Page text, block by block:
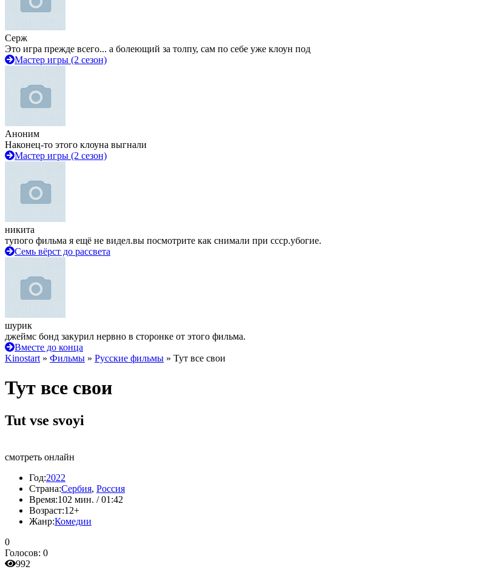
Серж
Это игра прежде всего... а болеющий за толпу, сам по себе уже клоун под
Мастер игры (2 сезон)
Аноним
Наконец-то этого клоуна выгнали
Мастер игры (2 сезон)
никита
тупого фильма я ещё не видел.вы посмотрите как снимали при ссср.убогие.
Семь вёрст до рассвета
шурик
джеймс бонд закурил нервно в сторонке от этого фильма.
Вместе до конца
Kinostart » Фильмы » Русские фильмы » Тут все свои
Тут все свои
Tut vse svoyi
смотреть онлайн
Год:2022
Страна:Сербия, Россия
Время:102 мин. / 01:42
Возраст:12+
Жанр:Комедии
0
Голосов: 0
992